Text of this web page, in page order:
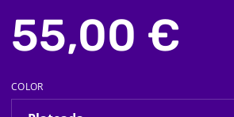
55,00 €
COLOR